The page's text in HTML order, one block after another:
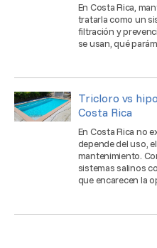
En Costa Rica,
tratarla como un
filtración y
se usan, qué
Tricloro vs
Costa Rica
En Costa Rica no
depende del uso,
mantenimiento.
sistemas salinos
que encarecen la